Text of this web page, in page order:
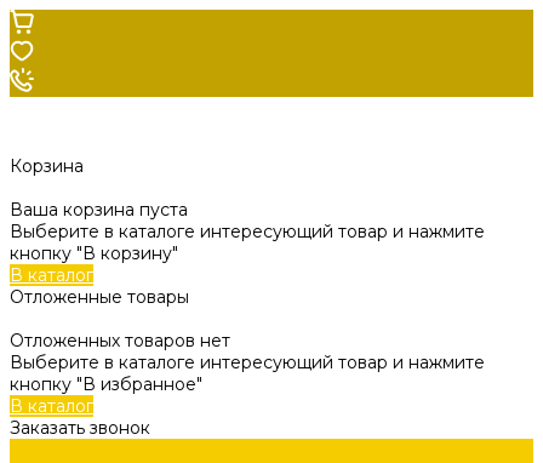
Корзина
Ваша корзина пуста
Выберите в каталоге интересующий товар и нажмите
кнопку "В корзину"
В каталог
Отложенные товары
Отложенных товаров нет
Выберите в каталоге интересующий товар и нажмите
кнопку "В избранное"
В каталог
Заказать звонок